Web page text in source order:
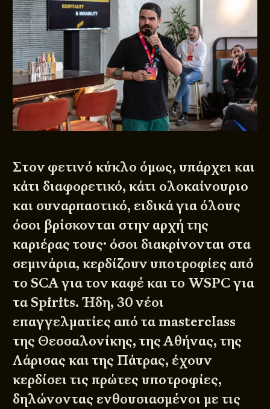
Στον φετινό κύκλο όμως, υπάρχει και
κάτι διαφορετικό, κάτι ολοκαίνουριο
και συναρπαστικό, ειδικά για όλους
όσοι βρίσκονται στην αρχή της
καριέρας τους· όσοι διακρίνονται στα
σεμινάρια, κερδίζουν υποτροφίες από
το SCA για τον καφέ και το WSPC για
τα Spirits. Ήδη, 30 νέοι
επαγγελματίες από τα masterclass
της Θεσσαλονίκης, της Αθήνας, της
Λάρισας και της Πάτρας, έχουν
κερδίσει τις πρώτες υποτροφίες,
δηλώνοντας ενθουσιασμένοι με τις